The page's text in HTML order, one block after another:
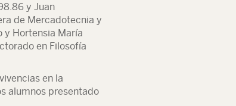
y Juan
de Mercadotecnia y
y Hortensia María
en Filosofía
en la
alumnos presentado